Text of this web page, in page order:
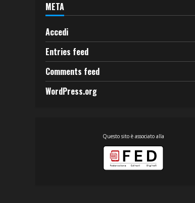
META
Accedi
Entries feed
Comments feed
WordPress.org
Questo sito è associato alla